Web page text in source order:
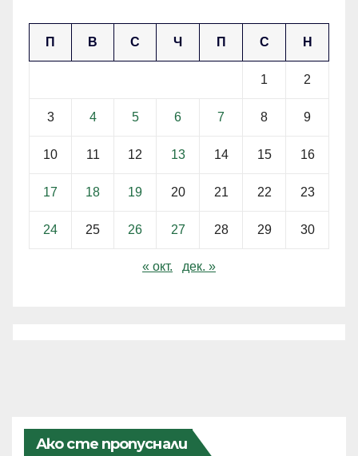
П В С Ч П С Н
1 2
3 4 5 6 7 8 9
10 11 12 13 14 15 16
17 18 19 20 21 22 23
24 25 26 27 28 29 30
« окт. дек. »
Ако сте пропуснали